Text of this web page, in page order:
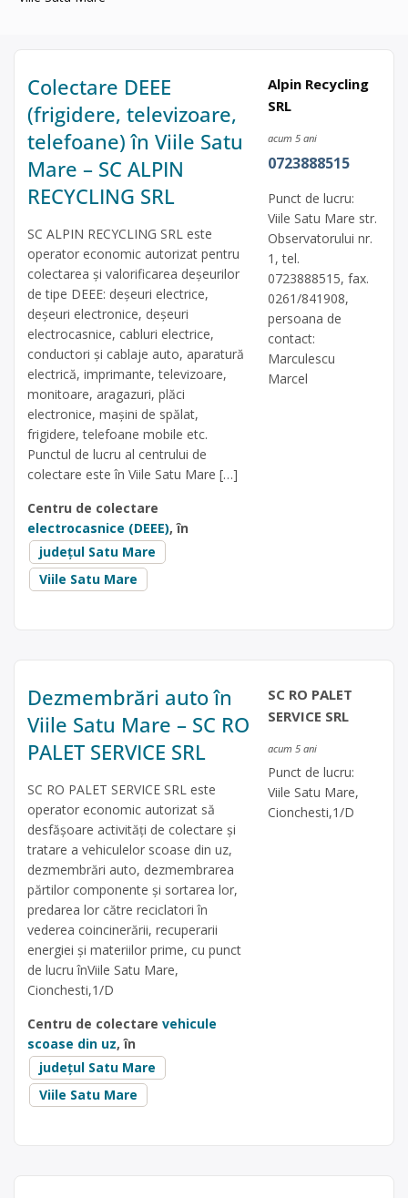
Colectare DEEE
(frigidere, televizoare,
telefoane) în Viile Satu
Mare – SC ALPIN
RECYCLING SRL
SC ALPIN RECYCLING SRL este
operator economic autorizat pentru
colectarea și valorificarea deșeurilor
de tipe DEEE: deșeuri electrice,
deșeuri electronice, deșeuri
electrocasnice, cabluri electrice,
conductori și cablaje auto, aparatură
electrică, imprimante, televizoare,
monitoare, aragazuri, plăci
electronice, mașini de spălat,
frigidere, telefoane mobile etc.
Punctul de lucru al centrului de
colectare este în Viile Satu Mare […]
Centru de colectare
electrocasnice (DEEE), în
județul Satu Mare
Viile Satu Mare
Alpin Recycling
SRL
acum 5 ani
0723888515
Punct de lucru:
Viile Satu Mare str.
Observatorului nr.
1, tel.
0723888515, fax.
0261/841908,
persoana de
contact:
Marculescu
Marcel
Dezmembrări auto în
Viile Satu Mare – SC RO
PALET SERVICE SRL
SC RO PALET SERVICE SRL este
operator economic autorizat să
desfăşoare activităţi de colectare şi
tratare a vehiculelor scoase din uz,
dezmembrări auto, dezmembrarea
părtilor componente și sortarea lor,
predarea lor către reciclatori în
vederea coincinerării, recuperarii
energiei și materiilor prime, cu punct
de lucru înViile Satu Mare,
Cionchesti,1/D
Centru de colectare vehicule
scoase din uz, în
județul Satu Mare
Viile Satu Mare
SC RO PALET
SERVICE SRL
acum 5 ani
Punct de lucru:
Viile Satu Mare,
Cionchesti,1/D